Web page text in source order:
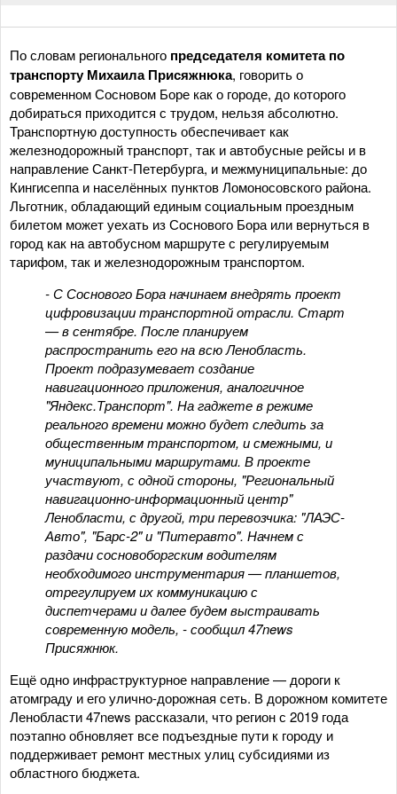
По словам регионального председателя комитета по
транспорту Михаила Присяжнюка, говорить о
современном Сосновом Боре как о городе, до которого
добираться приходится с трудом, нельзя абсолютно.
Транспортную доступность обеспечивает как
железнодорожный транспорт, так и автобусные рейсы и в
направление Санкт-Петербурга, и межмуниципальные: до
Кингисеппа и населённых пунктов Ломоносовского района.
Льготник, обладающий единым социальным проездным
билетом может уехать из Соснового Бора или вернуться в
город как на автобусном маршруте с регулируемым
тарифом, так и железнодорожным транспортом.
- С Соснового Бора начинаем внедрять проект
цифровизации транспортной отрасли. Старт
— в сентябре. После планируем
распространить его на всю Ленобласть.
Проект подразумевает создание
навигационного приложения, аналогичное
"Яндекс.Транспорт". На гаджете в режиме
реального времени можно будет следить за
общественным транспортом, и смежными, и
муниципальными маршрутами. В проекте
участвуют, с одной стороны, "Региональный
навигационно-информационный центр"
Ленобласти, с другой, три перевозчика: "ЛАЭС-
Авто", "Барс-2" и "Питеравто". Начнем с
раздачи сосновоборгским водителям
необходимого инструментария — планшетов,
отрегулируем их коммуникацию с
диспетчерами и далее будем выстраивать
современную модель, - сообщил 47news
Присяжнюк.
Ещё одно инфраструктурное направление — дороги к
атомграду и его улично-дорожная сеть. В дорожном комитете
Ленобласти 47news рассказали, что регион с 2019 года
поэтапно обновляет все подъездные пути к городу и
поддерживает ремонт местных улиц субсидиями из
областного бюджета.